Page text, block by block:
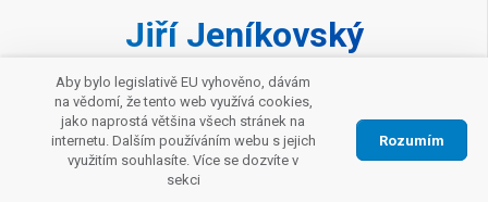
Jiří Jeníkovský
Zavolat makléři
Napište mi e-mail
Aby bylo legislativě EU vyhověno, dávám
na vědomí, že tento web využívá cookies,
jako naprostá většina všech stránek na
internetu. Dalším používáním webu s jejich
využitím souhlasíte. Více se dozvíte v
sekci
Rozumím